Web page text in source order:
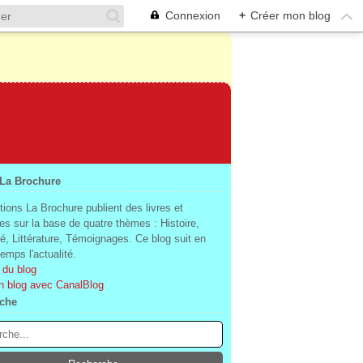
Connexion + Créer mon blog
Brochure
La Brochure publient des livres et
sur la base de quatre thèmes : Histoire,
Littérature, Témoignages. Ce blog suit en
l'actualité.
blog
blog avec CanalBlog